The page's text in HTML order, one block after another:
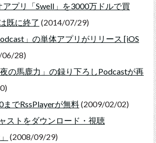
プリ「Swell」を3000万ドルで買
既に終了 (2014/07/29)
」の単体アプリがリリース [iOS
06/28)
夜の馬鹿力」の録り下ろしPodcastが再
でRssPlayerが無料(2009/02/02)
ストをダウンロード・視聴
(2008/09/29)